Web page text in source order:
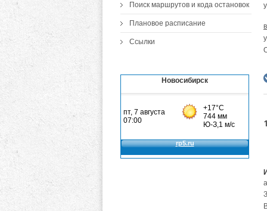
Поиск маршрутов и кода остановок
Плановое расписание
Ссылки
Новосибирск